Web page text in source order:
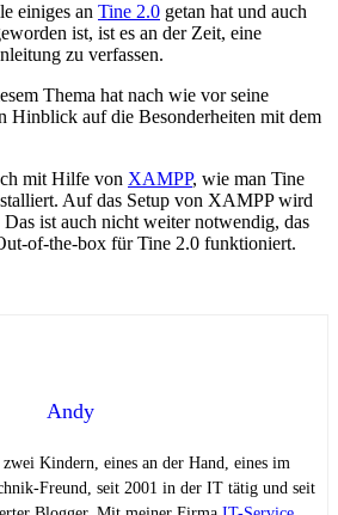
einiges an Tine 2.0 getan hat und auch
ist, ist es an der Zeit, eine
zu verfassen.
Thema hat nach wie vor seine
Hinblick auf die Besonderheiten mit dem
mit Hilfe von XAMPP, wie man Tine
Auf das Setup von XAMPP wird
ist auch nicht weiter notwendig, das
of-the-box für Tine 2.0 funktioniert.
Andy
Kindern, eines an der Hand, eines im
Freund, seit 2001 in der IT tätig und seit